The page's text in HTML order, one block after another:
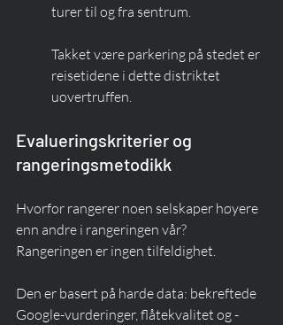
turer til og fra sentrum.
Takket være parkering på stedet er
reisetidene i dette distriktet
uovertruffen.
Evalueringskriterier og
rangeringsmetodikk
Hvorfor rangerer noen selskaper høyere
enn andre i rangeringen vår?
Rangeringen er ingen tilfeldighet.
Den er basert på harde data: bekreftede
Google-vurderinger, flåtekvalitet og -